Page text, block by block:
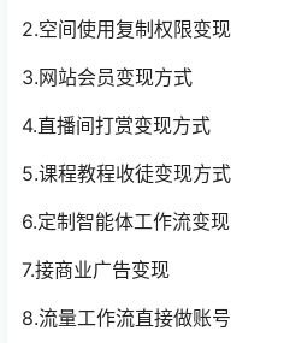
2.空间使用复制权限变现
3.网站会员变现方式
4.直播间打赏变现方式
5.课程教程收徒变现方式
6.定制智能体工作流变现
7.接商业广告变现
8.流量工作流直接做账号